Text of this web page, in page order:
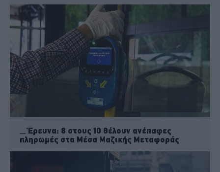
Έρευνα: 8 στους 10 θέλουν ανέπαφες
πληρωμές στα Μέσα Μαζικής Μεταφοράς